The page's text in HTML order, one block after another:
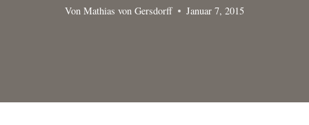
Von Mathias von Gersdorff Januar 7, 2015